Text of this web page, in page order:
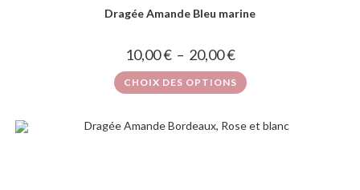
Dragée Amande Bleu marine
10,00€ – 20,00€
CHOIX DES OPTIONS